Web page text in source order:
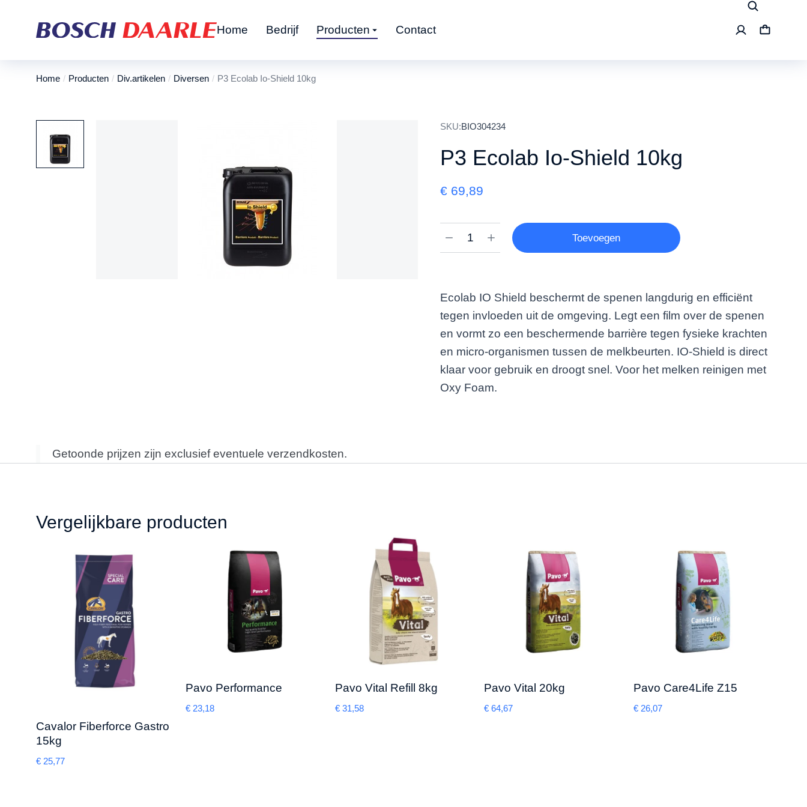
Home Bedrijf Producten Contact
Je bent hier:
Home Producten Div.artikelen Diversen P3 Ecolab Io-Shield 10kg
SKU:BIO304234
P3 Ecolab Io-Shield 10kg
€ 69,89
Toevoegen
Ecolab IO Shield beschermt de spenen langdurig en efficiënt
tegen invloeden uit de omgeving. Legt een film over de spenen
en vormt zo een beschermende barrière tegen fysieke krachten
en micro-organismen tussen de melkbeurten. IO-Shield is direct
klaar voor gebruik en droogt snel. Voor het melken reinigen met
Oxy Foam.
Getoonde prijzen zijn exclusief eventuele verzendkosten.
Vergelijkbare producten
Cavalor Fiberforce Gastro
15kg
€ 25,77
Pavo Performance
€23,18
Pavo Vital Refill 8kg
€31,58
Pavo Vital 20kg
€ 64,67
Pavo Care4Life Z15
€ 26,07